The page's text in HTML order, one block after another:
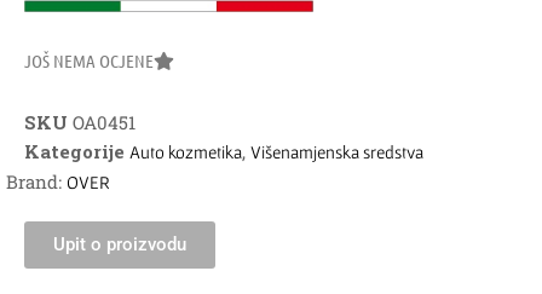
JOŠ NEMA OCJENE
SKU OA0451
Kategorije Auto kozmetika, Višenamjenska sredstva
Brand: OVER
Upit o proizvodu